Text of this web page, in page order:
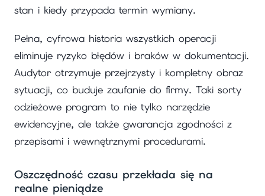
stan i kiedy przypada termin wymiany.
Pełna, cyfrowa historia wszystkich operacji
eliminuje ryzyko błędów i braków w dokumentacji.
Audytor otrzymuje przejrzysty i kompletny obraz
sytuacji, co buduje zaufanie do firmy. Taki sorty
odzieżowe program to nie tylko narzędzie
ewidencyjne, ale także gwarancja zgodności z
przepisami i wewnętrznymi procedurami.
Oszczędność czasu przekłada się na
realne pieniądze